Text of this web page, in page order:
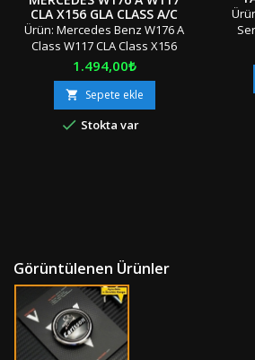
CLA X156 GLA CLASS A/C
HALKA ÇERÇEVE SETI
Ürün: Mercedes Benz W176 A
Class W117 CLA Class X156
GLA Class Klima Kalorifer Çıkış
Halka Seti Adet: 5 Parça Boyut:
Standart Materyal: OEM Ürün/
Çift Taraflı Bant Uyumluluk:
Tüm Sınıf ve Seriler / Montaj
Fiyat
1.494,00₺
 Sepete ekle
 Stokta var
Görüntülenen Ürünler